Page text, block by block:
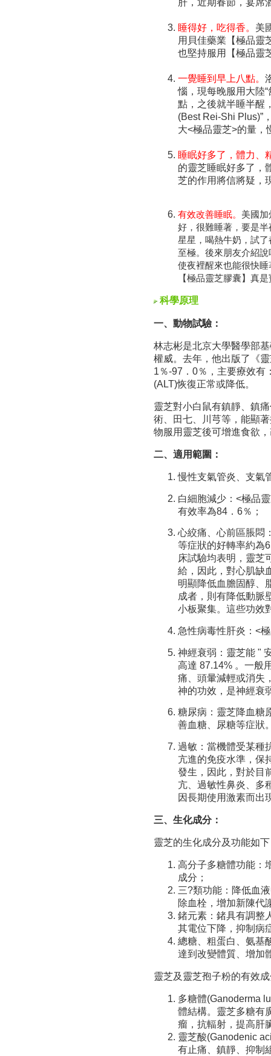
睡得好，吃得香。 美
用貝佳藥業【極品靈
也堅持服用【極品靈
一覺睡到早上八點。
惱，現每晚服用大陸
點，之後就半睡半醒
(Best Rei-Shi Plus)”
大<極品靈芝>的量，
睡眠好多了，體力、
的靈芝睡眠好多了，
芝的作用將信將疑，
有效改善睡眠。 美國
好，很難睡著，要是
星星，喝熱牛奶，試
至極。後來朋友介紹
使夜裡醒來也能很快
【極品靈芝膠囊】真
科學原理
一、動物試驗：
林志彬是北京大學醫學部
權威。去年，他出版了《
1％-97．0％，主要療效有
(ALT)恢復正常或降低。
靈芝對小白鼠有鎮靜、鎮
術、田七、川芎等，能顯
物服用靈芝後可增進食欲
二、適用範圍：
慢性支氣管炎、支氣
白細胞減少：<極品
有效率為84．6％；
心絞痛、心前區脹悶
等症狀的好轉率約為
床試驗均表明，靈芝
給，因此，對心肌缺
明顯降低血膽固醇、
成者，則有降低動脈
小板聚集。這些功效
急性病毒性肝炎：<
神經衰弱：靈芝能 "
高達 87.14% 。一般
痛、頭暈減輕或消失
神的功效，是神經衰
糖尿病：靈芝降血糖
善血糖、尿糖等症狀
過敏：當機體受某種
亢進的免疫水準，保
發生，因此，對於目
亢、過敏性鼻炎、多
因長期使用激素而出
三、生化成分：
靈芝的生化成分及功能如
高分子多糖體功能：
成分；
三?類功能：降低血
除血栓，增加新陳
鍺元素：鍺具有調整
其電位下降，抑制
總糖、粗蛋白、氨基
達到改變體質、增加
靈芝及靈芝孢子粉的有
多糖體(Ganoderma
體結構。靈芝多糖有
瘤，抗輻射，提高
靈芝酸(Ganodenic
有止痛、鎮靜、抑制